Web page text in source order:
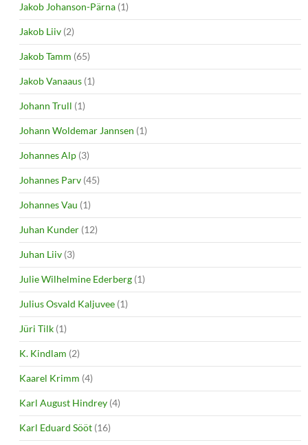
Jakob Johanson-Pärna (1)
Jakob Liiv (2)
Jakob Tamm (65)
Jakob Vanaaus (1)
Johann Trull (1)
Johann Woldemar Jannsen (1)
Johannes Alp (3)
Johannes Parv (45)
Johannes Vau (1)
Juhan Kunder (12)
Juhan Liiv (3)
Julie Wilhelmine Ederberg (1)
Julius Osvald Kaljuvee (1)
Jüri Tilk (1)
K. Kindlam (2)
Kaarel Krimm (4)
Karl August Hindrey (4)
Karl Eduard Sööt (16)